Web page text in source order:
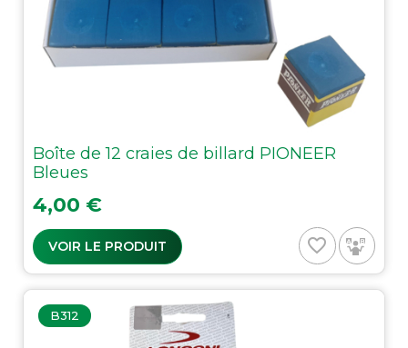
Boîte de 12 craies de billard PIONEER
Bleues
Prix
4,00 €
VOIR LE PRODUIT favorite_border
B312